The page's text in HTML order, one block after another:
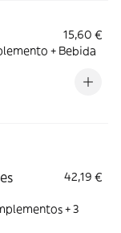
15,60 €
+ Bebida
42,19 €
+ 3